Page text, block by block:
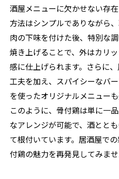
酒屋メニューに欠かせない存
方法はシンプルでありながら
肉の下味を付けた後、特別な
焼き上げることで、外はカリ
感に仕上げられます。さらに
工夫を加え、スパイシーなバ
を使ったオリジナルメニュー
このように、骨付鶏は単に一
なアレンジが可能で、酒とと
て根付いています。居酒屋で
付鶏の魅力を再発見してみま